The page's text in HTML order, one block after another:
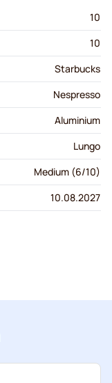
10
10
Starbucks
Nespresso
Aluminium
Lungo
Medium (6/10)
10.08.2027